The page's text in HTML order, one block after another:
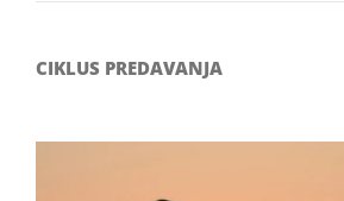
CIKLUS PREDAVANJA